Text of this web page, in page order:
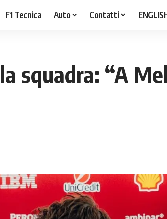
F1 Tecnica Auto Contatti
squadra: “A